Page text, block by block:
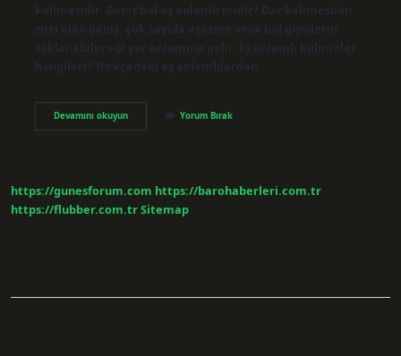
kelimesidir. Geniş bol eş anlamlı mıdır? Dar kelimesinin
zıttı olan geniş, çok sayıda eşyanın veya bol giysilerin
saklanabileceği yer anlamına gelir. Eş anlamlı kelimeler
hangileri? Türkçedeki eş anlamlılardan…
Devamını okuyunBol
Kelimesinin
Yorum Bırak
https://gunesforum.com https://barohaberleri.com.tr
https://flubber.com.trSitemap